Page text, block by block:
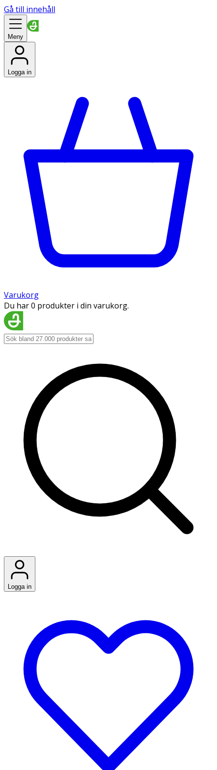
Gå till innehåll
Meny
Logga in
Varukorg
Du har 0 produkter i din varukorg.
Logga in